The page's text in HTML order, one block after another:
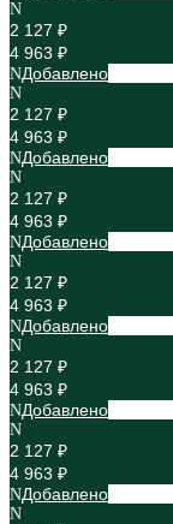
2 127 ₽
4 963 ₽
Добавлено
2 127 ₽
4 963 ₽
Добавлено
2 127 ₽
4 963 ₽
Добавлено
2 127 ₽
4 963 ₽
Добавлено
2 127 ₽
4 963 ₽
Добавлено
2 127 ₽
4 963 ₽
Добавлено